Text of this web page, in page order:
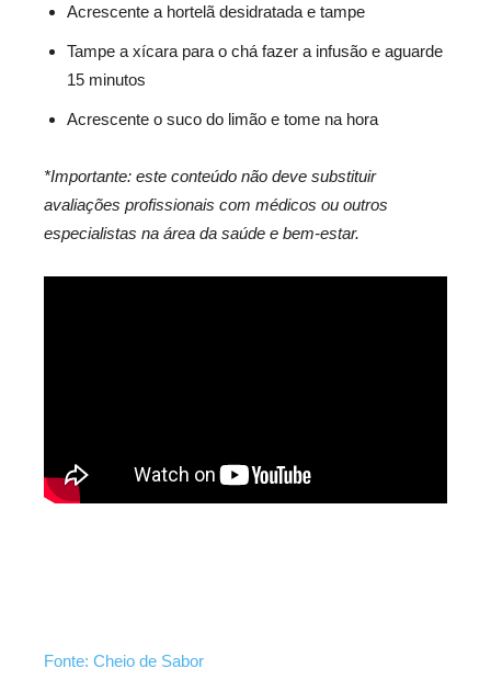
Acrescente a hortelã desidratada e tampe
Tampe a xícara para o chá fazer a infusão e aguarde
15 minutos
Acrescente o suco do limão e tome na hora
*Importante: este conteúdo não deve substituir
avaliações profissionais com médicos ou outros
especialistas na área da saúde e bem-estar.
Fonte: Cheio de Sabor